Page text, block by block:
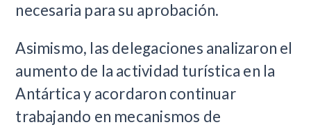
necesaria para su aprobación.
Asimismo, las delegaciones analizaron el
aumento de la actividad turística en la
Antártica y acordaron continuar
trabajando en mecanismos de